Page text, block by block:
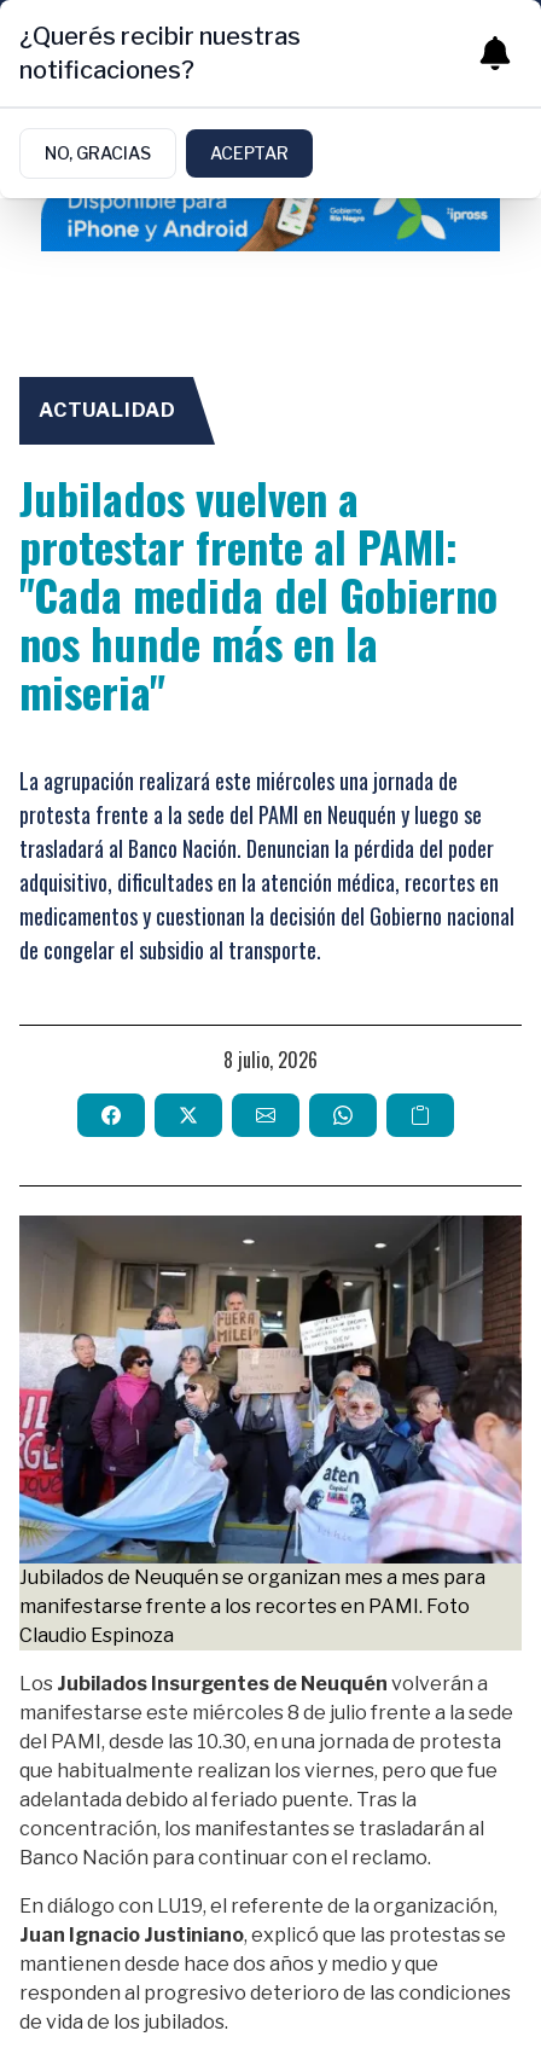
ACTUALIDAD
Jubilados vuelven a
protestar frente al PAMI:
"Cada medida del Gobierno
nos hunde más en la
miseria"
La agrupación realizará este miércoles una jornada de
protesta frente a la sede del PAMI en Neuquén y luego se
trasladará al Banco Nación. Denuncian la pérdida del poder
adquisitivo, dificultades en la atención médica, recortes en
medicamentos y cuestionan la decisión del Gobierno nacional
de congelar el subsidio al transporte.
8 julio, 2026
Jubilados de Neuquén se organizan mes a mes para
manifestarse frente a los recortes en PAMI. Foto
Claudio Espinoza
Los Jubilados Insurgentes de Neuquén volverán a
manifestarse este miércoles 8 de julio frente a la sede
del PAMI, desde las 10.30, en una jornada de protesta
que habitualmente realizan los viernes, pero que fue
adelantada debido al feriado puente. Tras la
concentración, los manifestantes se trasladarán al
Banco Nación para continuar con el reclamo.
En diálogo con LU19, el referente de la organización,
Juan Ignacio Justiniano, explicó que las protestas se
mantienen desde hace dos años y medio y que
responden al progresivo deterioro de las condiciones
de vida de los jubilados.
¿Querés recibir nuestras
notificaciones?
NO, GRACIAS ACEPTAR